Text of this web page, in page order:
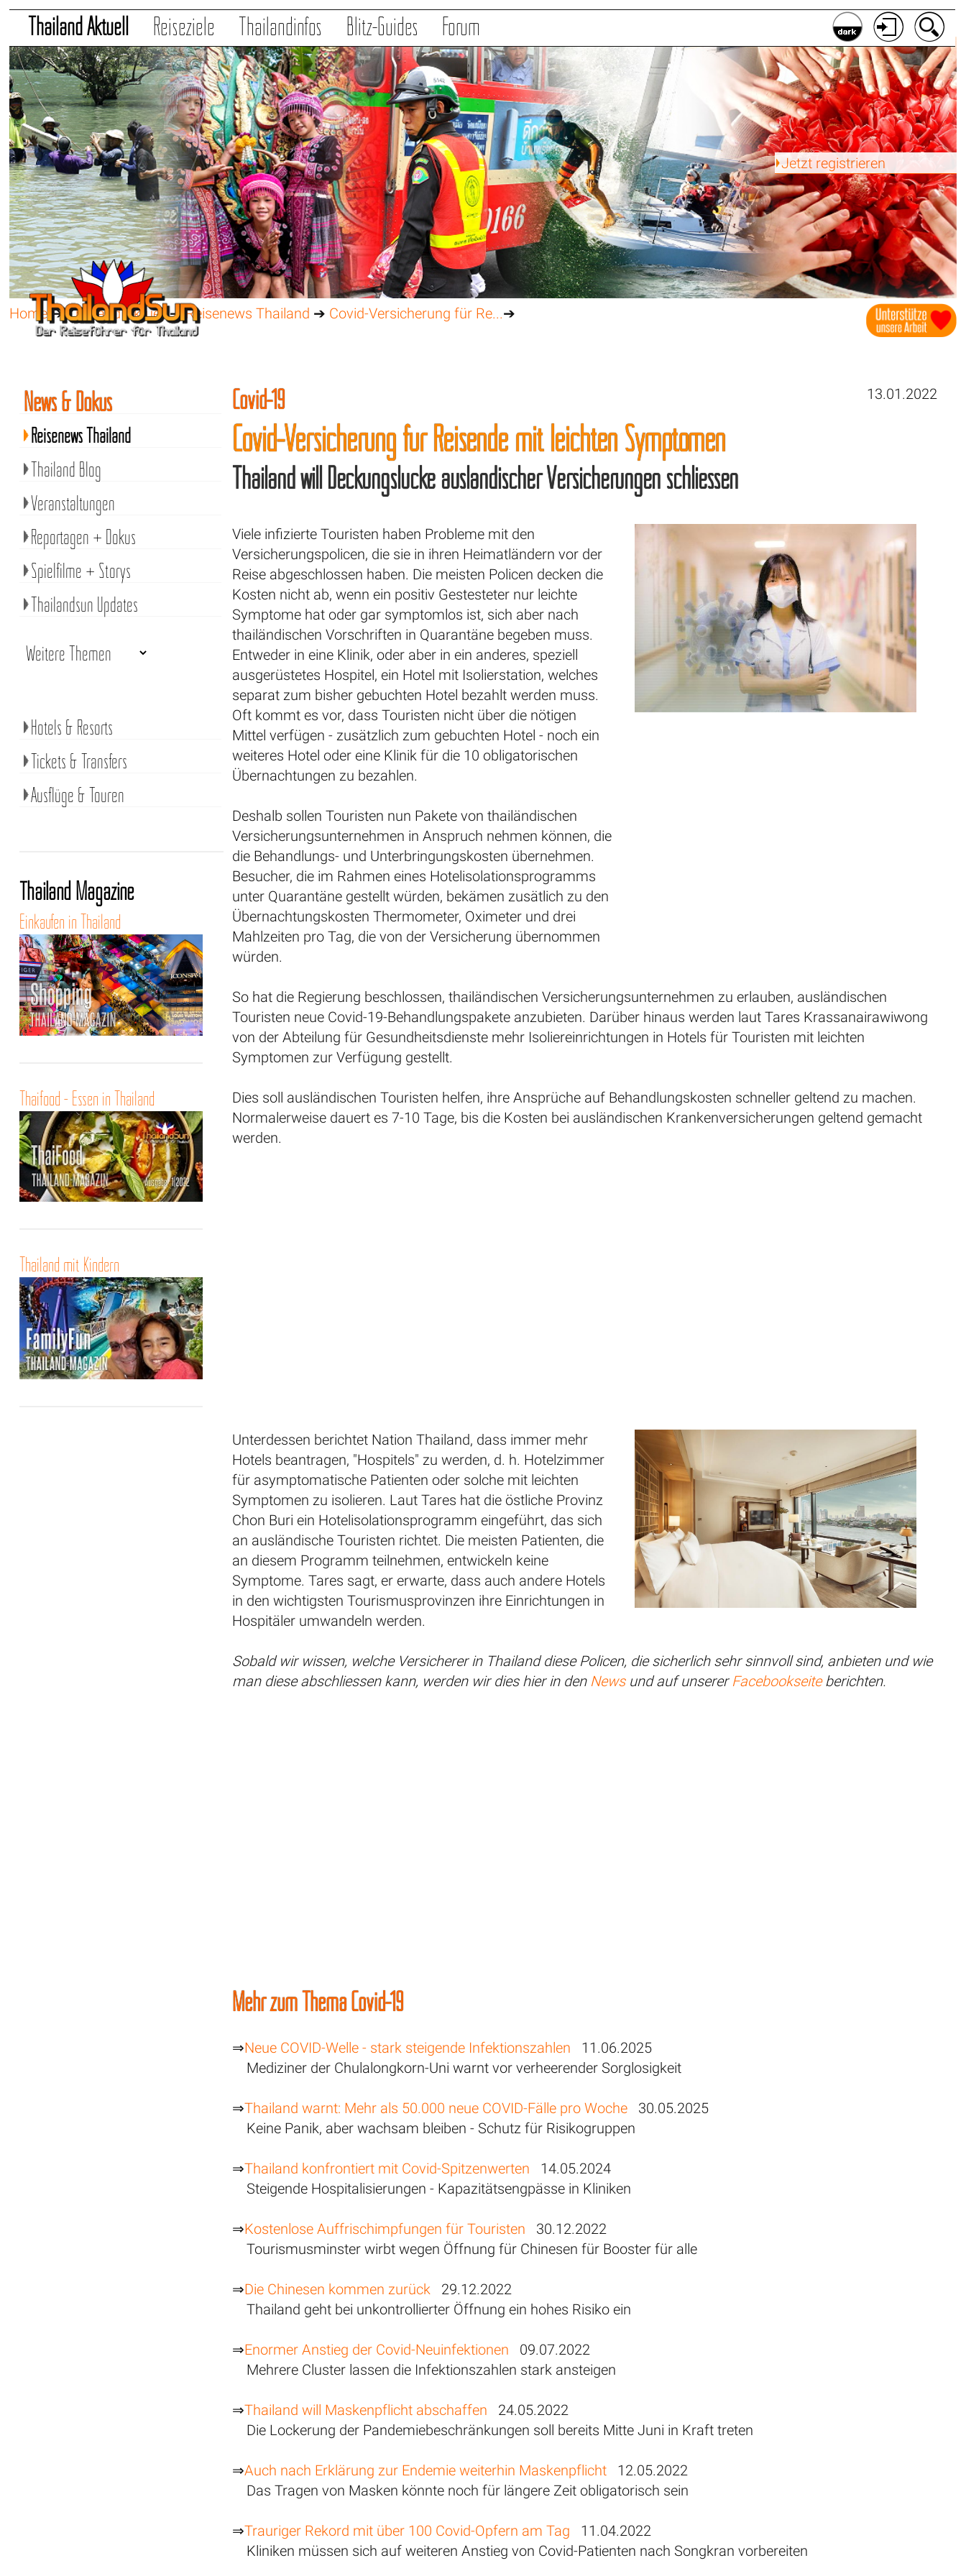
Thailand Aktuell Reiseziele Thailandinfos Blitz-Guides Forum
Jetzt registrieren
Home➔Thailand Aktuell➔Reisenews Thailand ➔ Covid-Versicherung für Re...➔
13.01.2022
Covid-19
Covid-Versicherung für Reisende mit leichten Symptomen
Thailand will Deckungslücke ausländischer Versicherungen schliessen
Viele infizierte Touristen haben Probleme mit den
Versicherungspolicen, die sie in ihren Heimatländern vor der
Reise abgeschlossen haben. Die meisten Policen decken die
Kosten nicht ab, wenn ein positiv Gestesteter nur leichte
Symptome hat oder gar symptomlos ist, sich aber nach
thailändischen Vorschriften in Quarantäne begeben muss.
Entweder in eine Klinik, oder aber in ein anderes, speziell
ausgerüstetes Hospitel, ein Hotel mit Isolierstation, welches
separat zum bisher gebuchten Hotel bezahlt werden muss.
Oft kommt es vor, dass Touristen nicht über die nötigen
Mittel verfügen - zusätzlich zum gebuchten Hotel - noch ein
weiteres Hotel oder eine Klinik für die 10 obligatorischen
Übernachtungen zu bezahlen.
Deshalb sollen Touristen nun Pakete von thailändischen
Versicherungsunternehmen in Anspruch nehmen können, die
die Behandlungs- und Unterbringungskosten übernehmen.
Besucher, die im Rahmen eines Hotelisolationsprogramms
unter Quarantäne gestellt würden, bekämen zusätlich zu den
Übernachtungskosten Thermometer, Oximeter und drei
Mahlzeiten pro Tag, die von der Versicherung übernommen
würden.
So hat die Regierung beschlossen, thailändischen Versicherungsunternehmen zu erlauben, ausländischen
Touristen neue Covid-19-Behandlungspakete anzubieten. Darüber hinaus werden laut Tares Krassanairawiwong
von der Abteilung für Gesundheitsdienste mehr Isoliereinrichtungen in Hotels für Touristen mit leichten
Symptomen zur Verfügung gestellt.
Dies soll ausländischen Touristen helfen, ihre Ansprüche auf Behandlungskosten schneller geltend zu machen.
Normalerweise dauert es 7-10 Tage, bis die Kosten bei ausländischen Krankenversicherungen geltend gemacht
werden.
Unterdessen berichtet Nation Thailand, dass immer mehr
Hotels beantragen, "Hospitels" zu werden, d. h. Hotelzimmer
für asymptomatische Patienten oder solche mit leichten
Symptomen zu isolieren. Laut Tares hat die östliche Provinz
Chon Buri ein Hotelisolationsprogramm eingeführt, das sich
an ausländische Touristen richtet. Die meisten Patienten, die
an diesem Programm teilnehmen, entwickeln keine
Symptome. Tares sagt, er erwarte, dass auch andere Hotels
in den wichtigsten Tourismusprovinzen ihre Einrichtungen in
Hospitäler umwandeln werden.
Sobald wir wissen, welche Versicherer in Thailand diese Policen, die sicherlich sehr sinnvoll sind, anbieten und wie
man diese abschliessen kann, werden wir dies hier in den Newsund auf unserer Facebookseiteberichten.
Mehr zum Thema Covid-19
⇒Neue COVID-Welle - stark steigende Infektionszahlen 11.06.2025
Mediziner der Chulalongkorn-Uni warnt vor verheerender Sorglosigkeit
⇒Thailand warnt: Mehr als 50.000 neue COVID-Fälle pro Woche 30.05.2025
Keine Panik, aber wachsam bleiben - Schutz für Risikogruppen
⇒Thailand konfrontiert mit Covid-Spitzenwerten 14.05.2024
Steigende Hospitalisierungen - Kapazitätsengpässe in Kliniken
⇒Kostenlose Auffrischimpfungen für Touristen 30.12.2022
Tourismusminster wirbt wegen Öffnung für Chinesen für Booster für alle
⇒Die Chinesen kommen zurück 29.12.2022
Thailand geht bei unkontrollierter Öffnung ein hohes Risiko ein
⇒Enormer Anstieg der Covid-Neuinfektionen 09.07.2022
Mehrere Cluster lassen die Infektionszahlen stark ansteigen
⇒Thailand will Maskenpflicht abschaffen 24.05.2022
Die Lockerung der Pandemiebeschränkungen soll bereits Mitte Juni in Kraft treten
⇒Auch nach Erklärung zur Endemie weiterhin Maskenpflicht
12.05.2022
Das Tragen von Masken könnte noch für längere Zeit obligatorisch sein
⇒Trauriger Rekord mit über 100 Covid-Opfern am Tag 11.04.2022
Kliniken müssen sich auf weiteren Anstieg von Covid-Patienten nach Songkran vorbereiten
News & Dokus
Reisenews Thailand
Thailand Blog
Veranstaltungen
Reportagen + Dokus
Spielfilme + Storys
Thailandsun Updates
Hotels & Resorts
Tickets & Transfers
Ausflüge & Touren
Thailand Magazine
Einkaufen in Thailand
Thaifood - Essen in Thailand
Thailand mit Kindern